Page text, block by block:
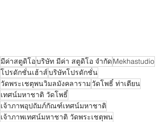
มีค่าสตูดิโอบริษัท มีค่า สตูดิโอ จำกัด Mekhastudio
โปรดักชั่นเฮ้าส์บริษัทโปรดักชั่น
วัดพระเชตุพนวิมลมังคลาราม วัดโพธิ์ ท่าเตียน
เทศน์มหาชาติ วัดโพธิ์
เจ้าภาพอุปถัมภ์กัณฑ์เทศน์มหาชาติ
เจ้าภาพเทศน์มหาชาติ วัดพระเชตุพน